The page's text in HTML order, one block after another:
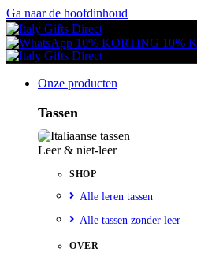
Ga naar de hoofdinhoud
10% KORTING 10%
Onze producten
Tassen
Leer & niet-leer
SHOP
Alle leren tassen
Alle tassen zonder leer
OVER